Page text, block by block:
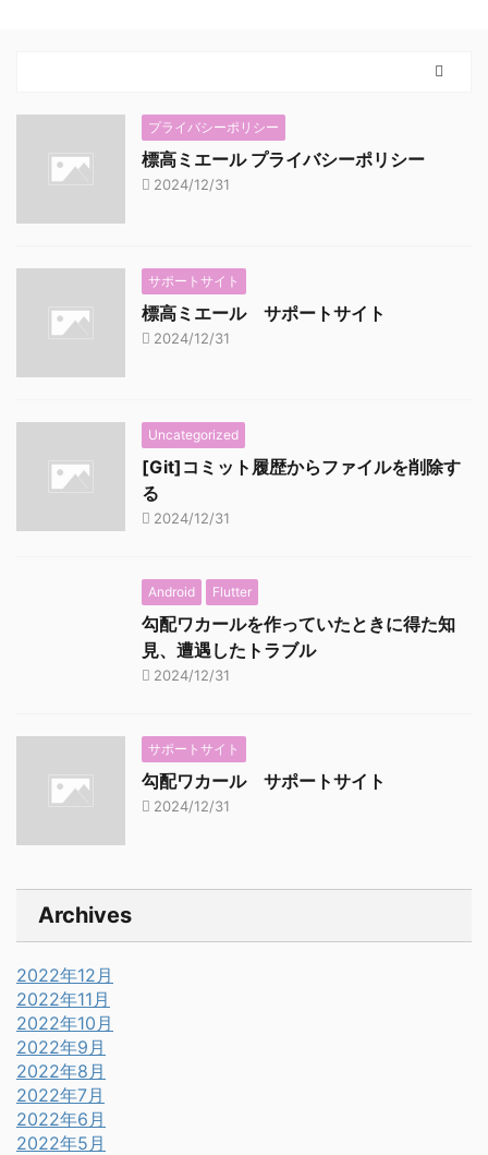
プライバシーポリシー
標高ミエール プライバシーポリシー
2024/12/31
サポートサイト
標高ミエール サポートサイト
2024/12/31
Uncategorized
[Git]コミット履歴からファイルを削除す
る
2024/12/31
Android Flutter
勾配ワカールを作っていたときに得た知
見、遭遇したトラブル
2024/12/31
サポートサイト
勾配ワカール サポートサイト
2024/12/31
Archives
2022年12月
2022年11月
2022年10月
2022年9月
2022年8月
2022年7月
2022年6月
2022年5月